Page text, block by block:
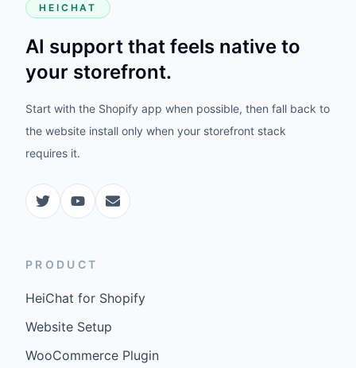
HEICHAT
AI support that feels native to
your storefront.
Start with the Shopify app when possible, then fall back to
the website install only when your storefront stack
requires it.
PRODUCT
HeiChat for Shopify
Website Setup
WooCommerce Plugin